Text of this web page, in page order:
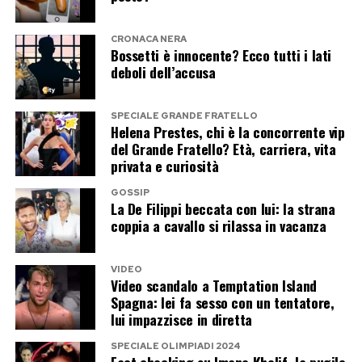
registrato una partecipazione a Tu sì que vales,
dove sarà protagonista nello spazio dedicato al
Lip Sync insieme a Maria De Filippi.
Il duetto promette di diventare uno dei
momenti più curiosi della trasmissione. Casalino
vestirà i panni di Zucchero, mentre Maria De
Filippi interpreterà Loredana Bertè. Un
accostamento che difficilmente sarebbe venuto
in mente anche al più fantasioso degli autori
televisivi: l’ex portavoce del premier e la regina
di Canale 5 trasformati in due icone della musica
italiana.
La presenza a Tu sì que vales dimostra che
CRONACA NERA
Bossetti è innocente? Ecco tutti i lati
deboli dell’accusa
SPECIALE GRANDE FRATELLO
Helena Prestes, chi è la concorrente vip
del Grande Fratello? Età, carriera, vita
privata e curiosità
GOSSIP
La De Filippi beccata con lui: la strana
coppia a cavallo si rilassa in vacanza
VIDEO
Video scandalo a Temptation Island
Spagna: lei fa sesso con un tentatore,
lui impazzisce in diretta
SPECIALE OLIMPIADI 2024